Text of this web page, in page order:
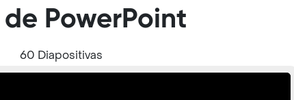
PowerPoint
60 Diapositivas